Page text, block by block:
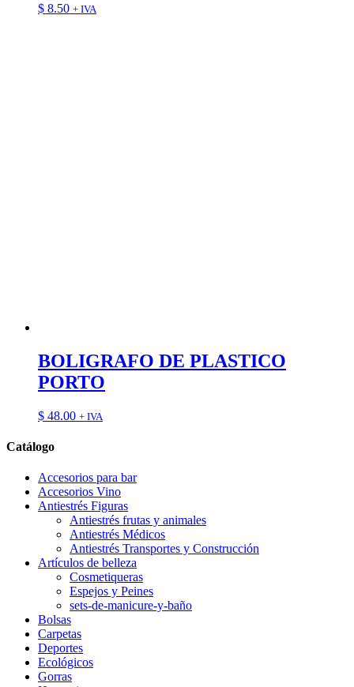
$ 8.50 + IVA
BOLIGRAFO DE PLASTICO
PORTO
$ 48.00 + IVA
Catálogo
Accesorios para bar
Accesorios Vino
Antiestrés Figuras
Antiestrés frutas y animales
Antiestrés Médicos
Antiestrés Transportes y Construcción
Artículos de belleza
Cosmetiqueras
Espejos y Peines
sets-de-manicure-y-baño
Bolsas
Carpetas
Deportes
Ecológicos
Gorras